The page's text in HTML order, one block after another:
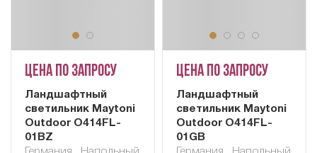
Цена по запросу
Ландшафтный
светильник Maytoni
Outdoor O414FL-
01BZ
Цена по запросу
Ландшафтный
светильник Maytoni
Outdoor O414FL-
01GB